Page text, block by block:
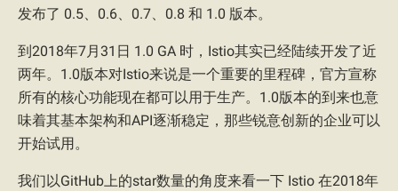
发布了 0.5、0.6、0.7、0.8 和 1.0 版本。
到2018年7月31日 1.0 GA 时，Istio其实已经陆续开发了近
两年。1.0版本对Istio来说是一个重要的里程碑，官方宣称
所有的核心功能现在都可以用于生产。1.0版本的到来也意
味着其基本架构和API逐渐稳定，那些锐意创新的企业可以
开始试用。
我们以GitHub上的star数量的角度来看一下 Istio 在2018年